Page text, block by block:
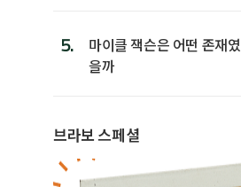
5.
마이클 잭슨은 어떤 존재였
을까
브라보 스페셜